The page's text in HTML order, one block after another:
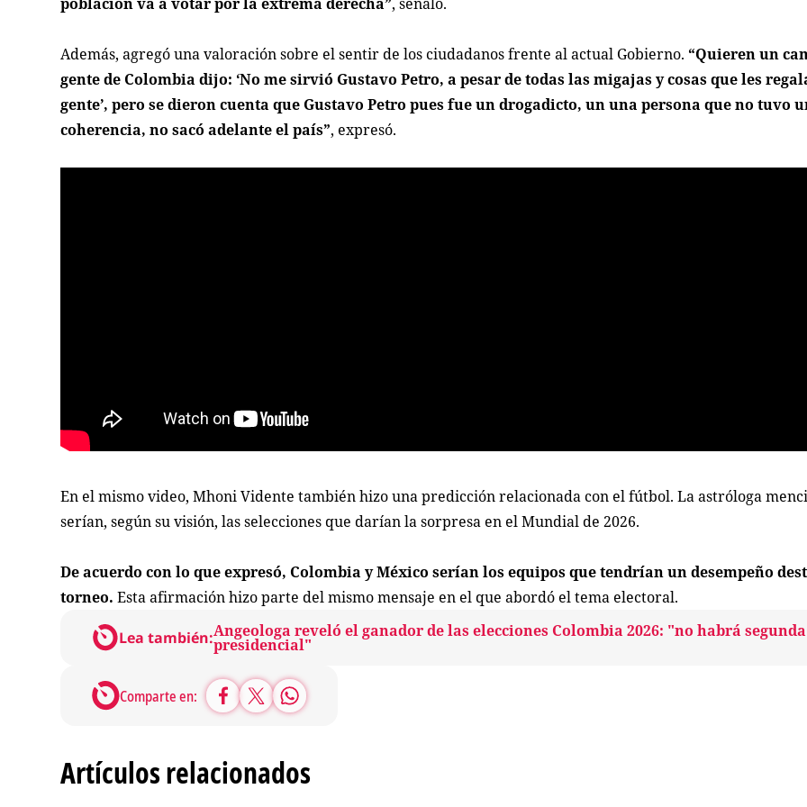
Además, agregó una valoración sobre el sentir de los ciudadanos frente al actual Gobierno. “Quieren un
gente de Colombia dijo: ‘No me sirvió Gustavo Petro, a pesar de todas las migajas y cosas que les
gente’, pero se dieron cuenta que Gustavo Petro pues fue un drogadicto, un una persona que no tuvo
coherencia, no sacó adelante el país”, expresó.
En el mismo video, Mhoni Vidente también hizo una predicción relacionada con el fútbol. La astróloga
serían, según su visión, las selecciones que darían la sorpresa en el Mundial de 2026.
De acuerdo con lo que expresó, Colombia y México serían los equipos que tendrían un desempeño
torneo.Esta afirmación hizo parte del mismo mensaje en el que abordó el tema electoral.
Lea también:Angeologa reveló el ganador de las elecciones Colombia 2026: "no habrá
presidencial"
Comparte en:
Artículos relacionados